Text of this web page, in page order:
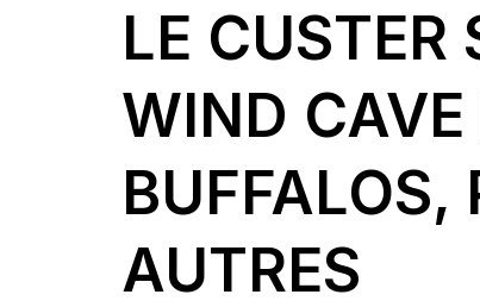
LE CUSTER
WIND
BUFFALOS,
AUTRES